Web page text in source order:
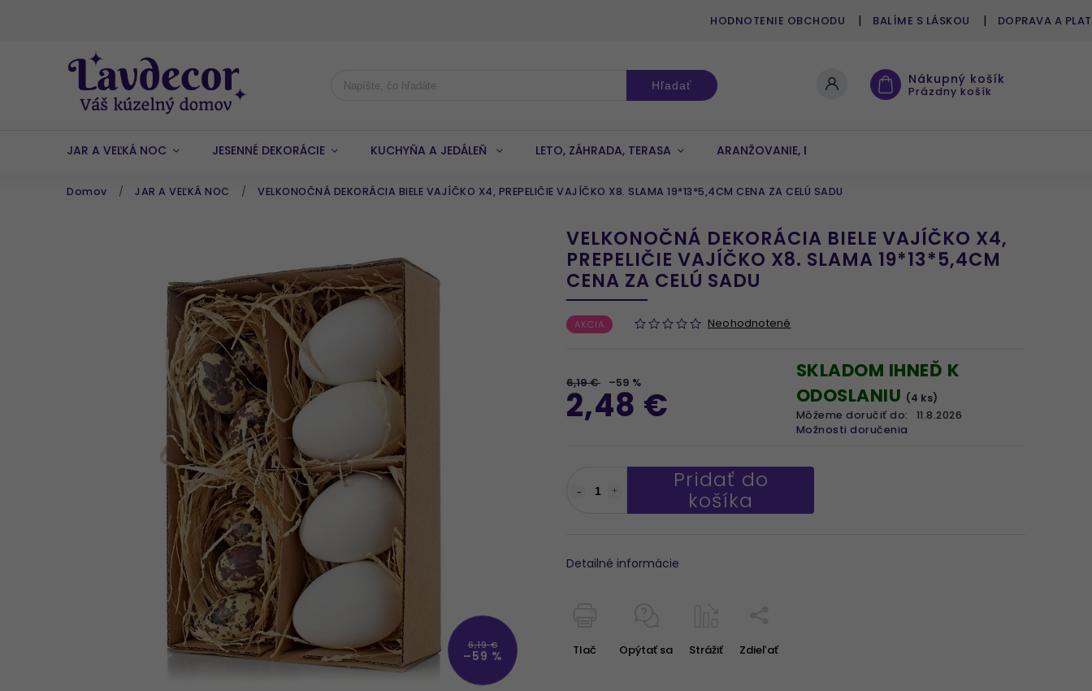
HODNOTENIE OBCHODU BALÍME S LÁSKOU DOPRAVA A
Hľadať Nákupný košík
Prázdny košík
JAR A VEĽKÁ NOC JESENNÉ DEKORÁCIE KUCHYŇA A JEDÁLEŇ LETO, ZÁHRADA, TERASA ARANŽOVANIE, DEKOROVANIE
Domov / JAR A VEĽKÁ NOC / VELKONOČNÁ DEKORÁCIA BIELE VAJÍČKO X4, PREPELIČIE VAJÍČKO X8. SLAMA 19*13*5,4CM CENA ZA CELÚ SADU
6,19 €
–59 %
VELKONOČNÁ DEKORÁCIA BIELE VAJÍČKO X4,
PREPELIČIE VAJÍČKO X8. SLAMA 19*13*5,4CM
CENA ZA CELÚ SADU
AKCIA Neohodnotené
6,19 € –59 %
2,48 €
SKLADOM IHNEĎ K
ODOSLANIU (4 ks)
Môžeme doručiť do:
11.8.2026
Možnosti doručenia
Pridať do
košíka
Detailné informácie
Tlač Opýtať sa Strážiť Zdieľať